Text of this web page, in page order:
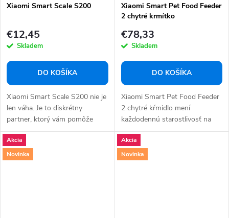
Xiaomi Smart Scale S200
€12,45
Skladem
DO KOŠÍKA
Xiaomi Smart Scale S200 nie je
len váha. Je to diskrétny
partner, ktorý vám pomôže
pochopiť vaše...
Xiaomi Smart Pet Food Feeder
2 chytré krmítko
€78,33
Skladem
DO KOŠÍKA
Xiaomi Smart Pet Food Feeder
2 chytré kŕmidlo mení
každodennú starostlivosť na
bezstarostný...
Akcia
Novinka
Akcia
Novinka